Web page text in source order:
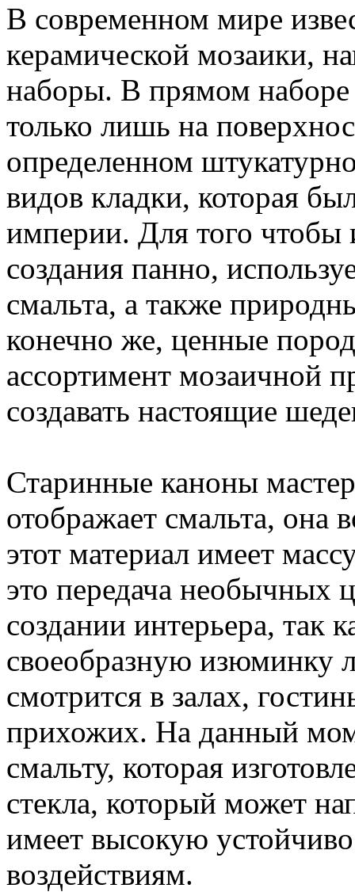
В современном мире
керамической мозаики,
наборы. В прямом наборе
только лишь на
определенном
видов кладки, которая
империи. Для того чтобы
создания панно,
смальта, а также
конечно же, ценные
ассортимент мозаичной
создавать настоящие
Старинные каноны
отображает смальта, она
этот материал имеет
это передача необычных
создании интерьера, так
своеобразную изюминку
смотрится в залах,
прихожих. На данный
смальту, которая
стекла, который может
имеет высокую
воздействиям.